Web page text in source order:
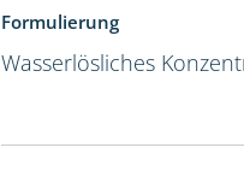
Formulierung
Wasserlösliches